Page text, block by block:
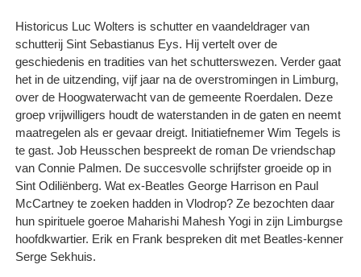
Historicus Luc Wolters is schutter en vaandeldrager van
schutterij Sint Sebastianus Eys. Hij vertelt over de
geschiedenis en tradities van het schutterswezen. Verder gaat
het in de uitzending, vijf jaar na de overstromingen in Limburg,
over de Hoogwaterwacht van de gemeente Roerdalen. Deze
groep vrijwilligers houdt de waterstanden in de gaten en neemt
maatregelen als er gevaar dreigt. Initiatiefnemer Wim Tegels is
te gast. Job Heusschen bespreekt de roman De vriendschap
van Connie Palmen. De succesvolle schrijfster groeide op in
Sint Odiliënberg. Wat ex-Beatles George Harrison en Paul
McCartney te zoeken hadden in Vlodrop? Ze bezochten daar
hun spirituele goeroe Maharishi Mahesh Yogi in zijn Limburgse
hoofdkwartier. Erik en Frank bespreken dit met Beatles-kenner
Serge Sekhuis.